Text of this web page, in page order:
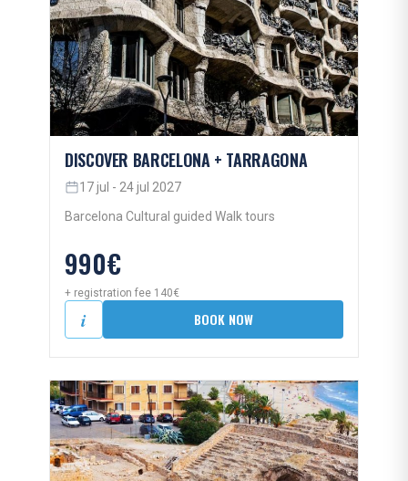
DISCOVER BARCELONA + TARRAGONA
17 jul - 24 jul 2027
Barcelona Cultural guided Walk tours
990€
+ registration fee 140€
i BOOK NOW